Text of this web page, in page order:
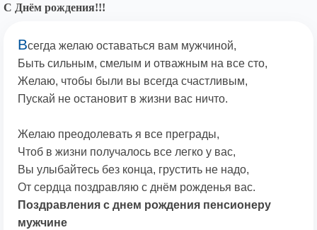
С Днём рождения!!!
Всегда желаю оставаться вам мужчиной,
Быть сильным, смелым и отважным на все сто,
Желаю, чтобы были вы всегда счастливым,
Пускай не остановит в жизни вас ничто.
Желаю преодолевать я все преграды,
Чтоб в жизни получалось все легко у вас,
Вы улыбайтесь без конца, грустить не надо,
От сердца поздравляю с днём рожденья вас.
Поздравления с днем рождения пенсионеру
мужчине